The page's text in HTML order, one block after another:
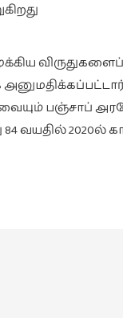
பஞ்சாப்
வயதில் 2020ல்